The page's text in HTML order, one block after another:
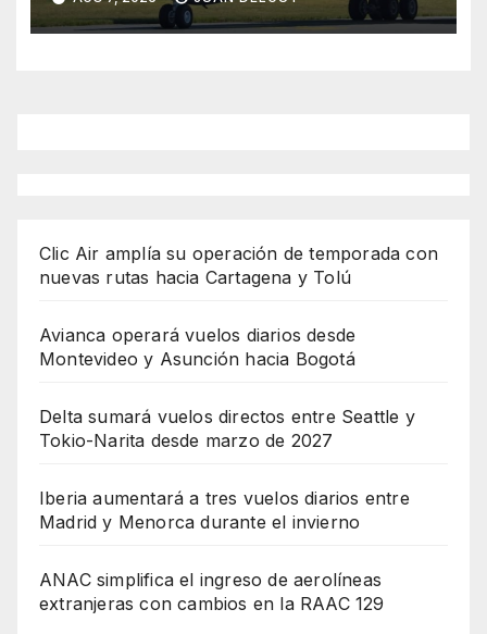
Clic Air amplía su operación de temporada con
nuevas rutas hacia Cartagena y Tolú
Avianca operará vuelos diarios desde
Montevideo y Asunción hacia Bogotá
Delta sumará vuelos directos entre Seattle y
Tokio-Narita desde marzo de 2027
Iberia aumentará a tres vuelos diarios entre
Madrid y Menorca durante el invierno
ANAC simplifica el ingreso de aerolíneas
extranjeras con cambios en la RAAC 129